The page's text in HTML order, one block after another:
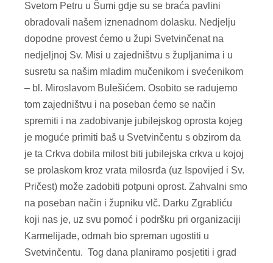
Svetom Petru u Šumi gdje su se braća pavlini
obradovali našem iznenadnom dolasku. Nedjelju
dopodne provest ćemo u župi Svetvinčenat na
nedjeljnoj Sv. Misi u zajedništvu s župljanima i u
susretu sa našim mladim mučenikom i svećenikom
– bl. Miroslavom Bulešićem. Osobito se radujemo
tom zajedništvu i na poseban ćemo se način
spremiti i na zadobivanje jubilejskog oprosta kojeg
je moguće primiti baš u Svetvinčentu s obzirom da
je ta Crkva dobila milost biti jubilejska crkva u kojoj
se prolaskom kroz vrata milosrđa (uz Ispovijed i Sv.
Pričest) može zadobiti potpuni oprost. Zahvalni smo
na poseban način i župniku vlč. Darku Zgrabliću
koji nas je, uz svu pomoć i podršku pri organizaciji
Karmelijade, odmah bio spreman ugostiti u
Svetvinčentu. Tog dana planiramo posjetiti i grad